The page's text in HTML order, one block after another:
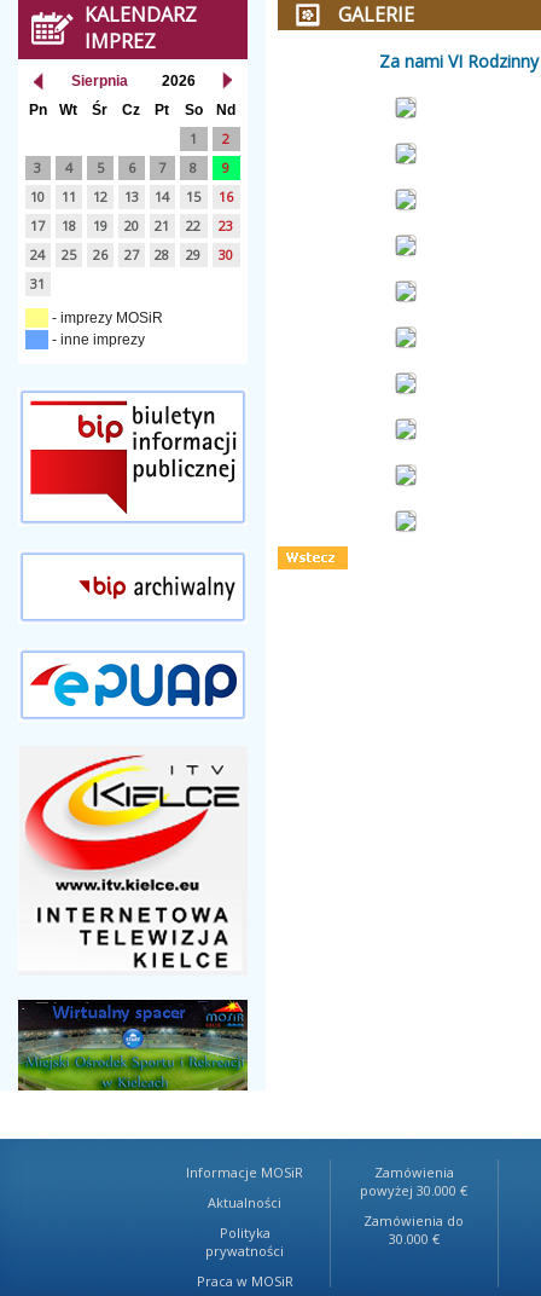
KALENDARZ
IMPREZ
Sierpnia
2026
Pn
Wt Śr Cz Pt So Nd
1
2
3
4 5 6 7 8
9
10
11 12 13 14 15
16
17
18 19 20 21 22
23
24
25 26 27 28 29
30
31
- imprezy MOSiR
- inne imprezy
GALERIE
Za nami VI
Informacje MOSiR
Aktualności
Polityka
prywatności
Praca w MOSiR
Zamówienia
powyżej 30.000 €
Zamówienia do
30.000 €